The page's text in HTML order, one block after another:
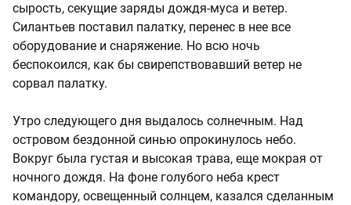
сырость, секущие заряды дождя-муса и ветер.
Силантьев поставил палатку, перенес в нее все
оборудование и снаряжение. Но всю ночь
беспокоился, как бы свирепствовавший ветер не
сорвал палатку.
Утро следующего дня выдалось солнечным. Над
островом бездонной синью опрокинулось небо.
Вокруг была густая и высокая трава, еще мокрая от
ночного дождя. На фоне голубого неба крест
командору, освещенный солнцем, казался сделанным